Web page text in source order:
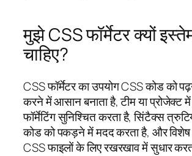
मुझे CSS फॉर्मेटर क्यों
चाहिए?
CSS फॉर्मेटर का उपयोग CSS कोड को
करने में आसान बनाता है, टीम या प्रोजेक्ट
फॉर्मेटिंग सुनिश्चित करता है, सिंटैक्स
कोड को पकड़ने में मदद करता है, और
CSS फाइलों के लिए रखरखाव में सुधार